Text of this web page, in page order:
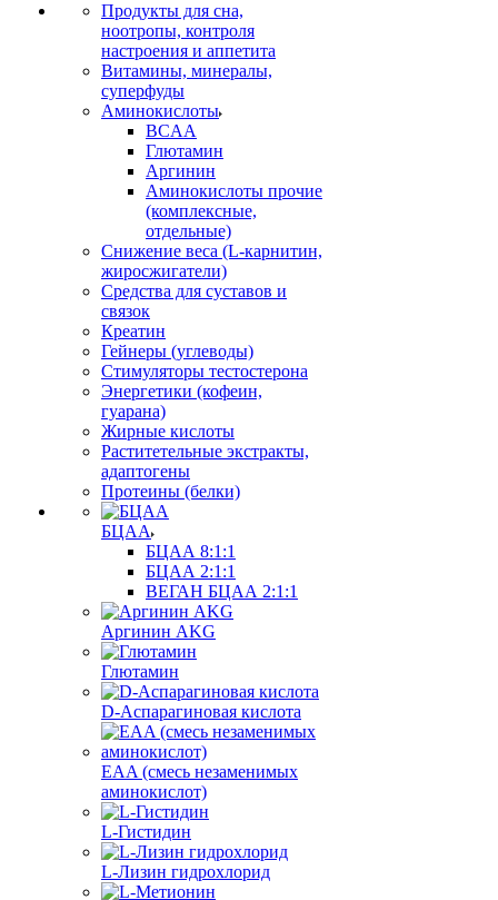
Продукты для сна,
ноотропы, контроля
настроения и аппетита
Витамины, минералы,
суперфуды
Аминокислоты
BCAA
Глютамин
Аргинин
Аминокислоты прочие
(комплексные,
отдельные)
Снижение веса (L-карнитин,
жиросжигатели)
Средства для суставов и
связок
Креатин
Гейнеры (углеводы)
Стимуляторы тестостерона
Энергетики (кофеин,
гуарана)
Жирные кислоты
Раститетельные экстракты,
адаптогены
Протеины (белки)
БЦАА
БЦАА 8:1:1
БЦАА 2:1:1
ВЕГАН БЦАА 2:1:1
Аргинин AKG
Глютамин
D-Аспарагиновая кислота
EAA (смесь незаменимых
аминокислот)
L-Гистидин
L-Лизин гидрохлорид